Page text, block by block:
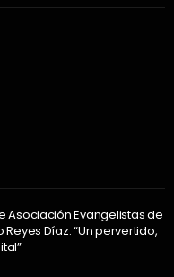
Asociación Evangelistas de
Díaz: “Un pervertido,